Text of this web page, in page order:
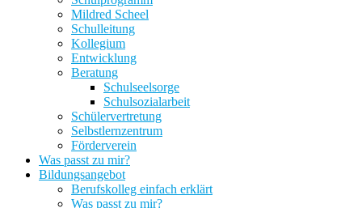
Mildred Scheel
Schulleitung
Kollegium
Entwicklung
Beratung
Schulseelsorge
Schulsozialarbeit
Schülervertretung
Selbstlernzentrum
Förderverein
Was passt zu mir?
Bildungsangebot
Berufskolleg einfach erklärt
Was passt zu mir?